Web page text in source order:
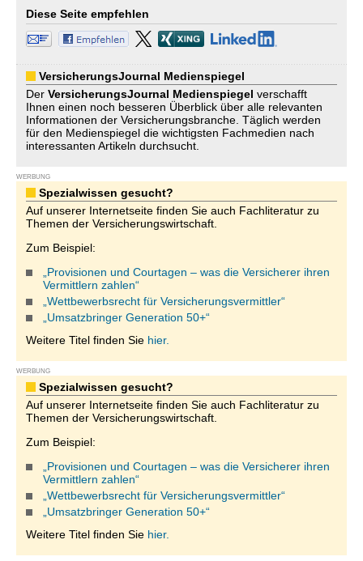
Diese Seite empfehlen
VersicherungsJournal Medienspiegel
Der VersicherungsJournal Medienspiegel verschafft
Ihnen einen noch besseren Überblick über alle relevanten
Informationen der Versicherungsbranche. Täglich werden
für den Medienspiegel die wichtigsten Fachmedien nach
interessanten Artikeln durchsucht.
WERBUNG
Spezialwissen gesucht?
Auf unserer Internetseite finden Sie auch Fachliteratur zu
Themen der Versicherungswirtschaft.
Zum Beispiel:
„Provisionen und Courtagen – was die Versicherer ihren
Vermittlern zahlen“
„Wettbewerbsrecht für Versicherungsvermittler“
„Umsatzbringer Generation 50+“
Weitere Titel finden Sie hier.
WERBUNG
Spezialwissen gesucht?
Auf unserer Internetseite finden Sie auch Fachliteratur zu
Themen der Versicherungswirtschaft.
Zum Beispiel:
„Provisionen und Courtagen – was die Versicherer ihren
Vermittlern zahlen“
„Wettbewerbsrecht für Versicherungsvermittler“
„Umsatzbringer Generation 50+“
Weitere Titel finden Sie hier.